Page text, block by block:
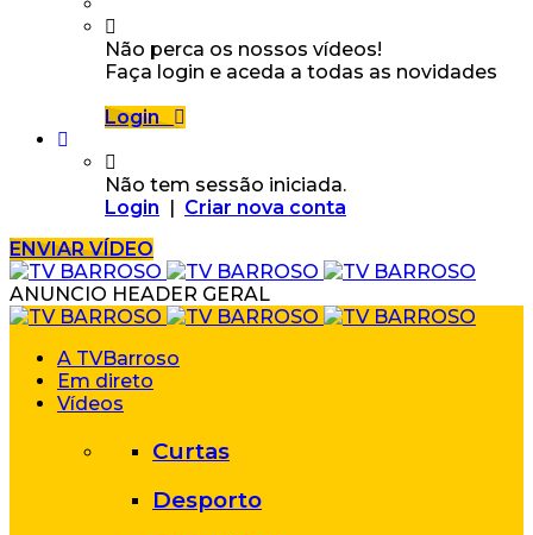
Não perca os nossos vídeos!
Faça login e aceda a todas as novidades
Login
Não tem sessão iniciada.
Login | Criar nova conta
ENVIAR VÍDEO
ANUNCIO HEADER GERAL
A TVBarroso
Em direto
Vídeos
Curtas
Desporto